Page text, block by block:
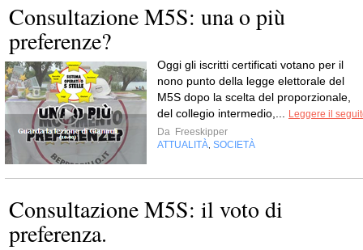
Consultazione M5S: una o più
preferenze?
Oggi gli iscritti certificati votano per il
nono punto della legge elettorale del
M5S dopo la scelta del proporzionale,
del collegio intermedio,...
Leggere il
Da Freeskipper
ATTUALITÀ SOCIETÀ
Consultazione M5S: il voto di
preferenza.